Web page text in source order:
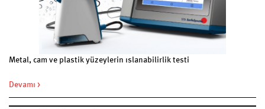
Metal, cam ve plastik yüzeylerin ıslanabilirlik testi
Devamı >